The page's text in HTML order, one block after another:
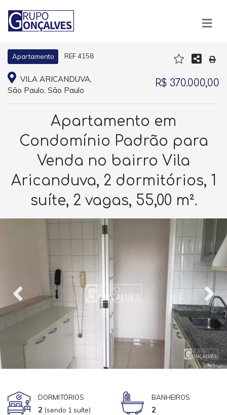
Apartamento REF 4158
VILA ARICANDUVA,
São Paulo, São Paulo
R$ 370.000,00
Apartamento em
Condomínio Padrão para
Venda no bairro Vila
Aricanduva, 2 dormitórios, 1
suíte, 2 vagas, 55,00 m².
DORMITÓRIOS
2 (sendo 1 suíte)
BANHEIROS
2